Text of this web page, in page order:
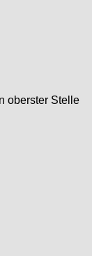
oberster Stelle